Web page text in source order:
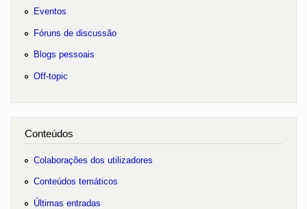
Eventos
Fóruns de discussão
Blogs pessoais
Off-topic
Conteúdos
Colaborações dos utilizadores
Conteúdos temáticos
Últimas entradas